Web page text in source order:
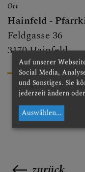
Ort
Hainfeld -
Feldgasse 36
3170 Hainfeld
Auf unserer
Social Media,
und Sonstiges. Sie
jederzeit ändern
Auswählen...